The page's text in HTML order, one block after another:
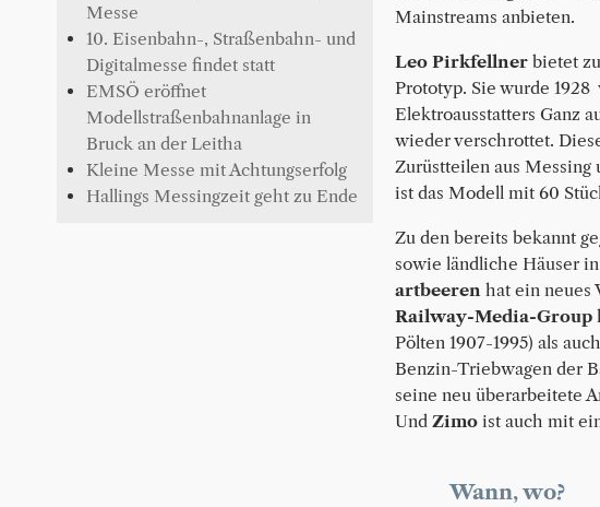
Messe
10. Eisenbahn-, Straßenbahn- und
Digitalmesse findet statt
EMSÖ eröffnet
Modellstraßenbahnanlage in
Bruck an der Leitha
Kleine Messe mit Achtungserfolg
Hallings Messingzeit geht zu Ende
Mainstreams anbieten.
Leo Pirkfellner bietet
Prototyp. Sie wurde
Elektroausstatters Ganz
wieder verschrottet.
Zurüstteilen aus Messing
ist das Modell mit 60
Zu den bereits bekannt
sowie ländliche Häuser
artbeeren hat ein neues
Railway-Media-Group
Pölten 1907-1995) als
Benzin-Triebwagen der
seine neu überarbeitete
Und Zimo ist auch mit
Wann, wo?